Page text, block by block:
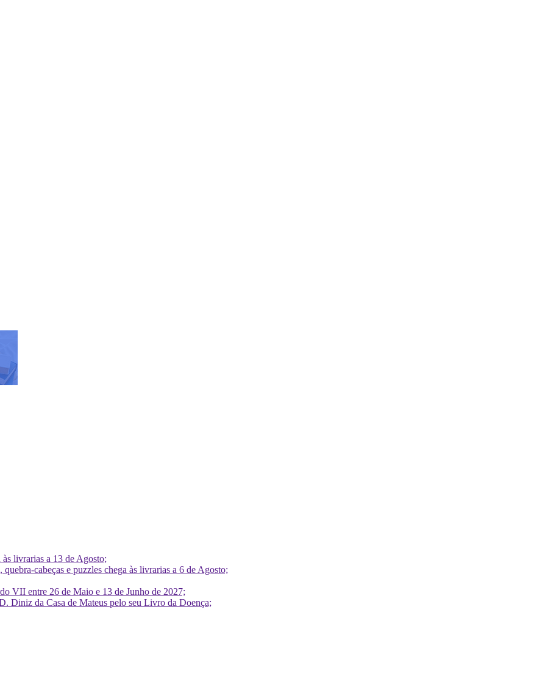
livrarias a 13 de Agosto;
cabeças e puzzles chega às livrarias a 6 de Agosto;
VII entre 26 de Maio e 13 de Junho de 2027;
Diniz da Casa de Mateus pelo seu Livro da Doença;